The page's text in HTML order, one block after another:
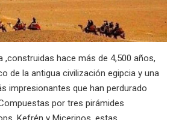
,construidas hace más de 4,500 años,
de la antigua civilización egipcia y una
impresionantes que han perdurado
por tres pirámides